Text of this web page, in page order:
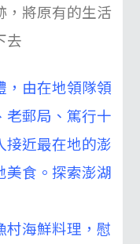
，將原有的生活
去
，由在地領隊領
老郵局、篤行十
接近最在地的澎
美食。探索澎湖
村海鮮料理，慰